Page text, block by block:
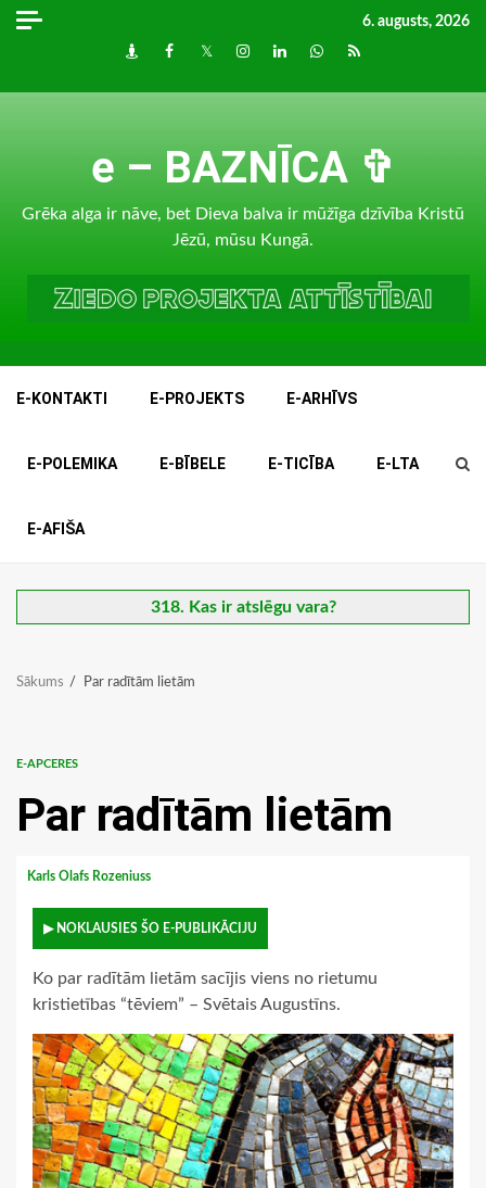
Skip
6. augusts, 2026
DraugiemFacebook
TwitterInstagram
LinkedInwhatsapp
RSS
e – BAZNĪCA ✞
Grēka alga ir nāve, bet Dieva balva ir mūžīga dzīvība Kristū
Jēzū, mūsu Kungā.
E-KONTAKTI E-PROJEKTS E-ARHĪVS
E-POLEMIKA E-BĪBELE E-TICĪBA E-LTA
E-AFIŠA
318. Kas ir atslēgu vara?
Sākums Par radītām lietām
E-APCERES
Par radītām lietām
Karls Olafs Rozeniuss
▶ NOKLAUSIES ŠO E-PUBLIKĀCIJU
Ko par radītām lietām sacījis viens no rietumu
kristietības “tēviem” – Svētais Augustīns.